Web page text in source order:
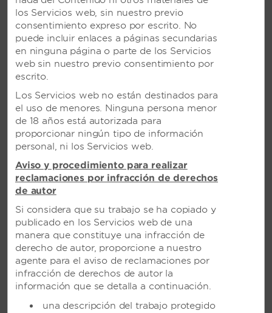
WYNDHAM, UN TRADEMARK
ADULTS ALL-INCLUSIVE
RESORT EN SAMANÁ,
REPÚBLICA DOMINICANA
Animado resort solo para adultos con una
piscina infinita, cuatro restaurantes y un
impresionante spa
los Servicios web, sin nuestro previo
consentimiento expreso por escrito. No
puede incluir enlaces a páginas secundarias
en ninguna página o parte de los Servicios
web sin nuestro previo consentimiento por
escrito.
Los Servicios web no están destinados para
el uso de menores. Ninguna persona menor
de 18 años está autorizada para
proporcionar ningún tipo de información
personal, ni los Servicios web.
Aviso y procedimiento para realizar
reclamaciones por infracción de derechos
de autor
Si considera que su trabajo se ha copiado y
publicado en los Servicios web de una
manera que constituye una infracción de
derecho de autor, proporcione a nuestro
agente para el aviso de reclamaciones por
infracción de derechos de autor la
información que se detalla a continuación.
una descripción del trabajo protegido